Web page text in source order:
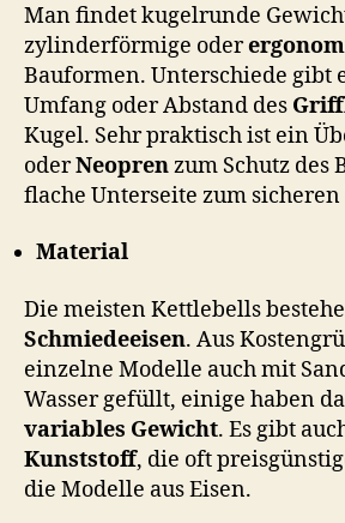
Man findet kugelrunde
zylinderförmige oder
Bauformen. Unterschiede gibt
Umfang oder Abstand des
Kugel. Sehr praktisch ist ein
oderNeoprenzum Schutz des
flache Unterseite zum sicheren
Material
Die meisten Kettlebells
Schmiedeeisen. Aus
einzelne Modelle auch mit
Wasser gefüllt, einige haben
variables Gewicht. Es gibt
Kunststoff, die oft
die Modelle aus Eisen.